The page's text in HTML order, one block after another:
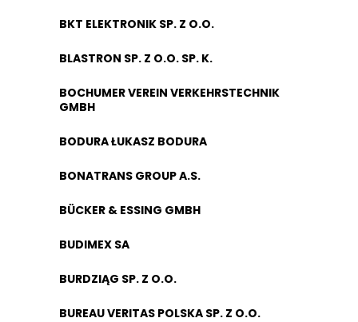
BKT ELEKTRONIK SP. Z O.O.
BLASTRON SP. Z O.O. SP. K.
BOCHUMER VEREIN VERKEHRSTECHNIK
GMBH
BODURA ŁUKASZ BODURA
BONATRANS GROUP A.S.
BÜCKER & ESSING GMBH
BUDIMEX SA
BURDZIĄG SP. Z O.O.
BUREAU VERITAS POLSKA SP. Z O.O.